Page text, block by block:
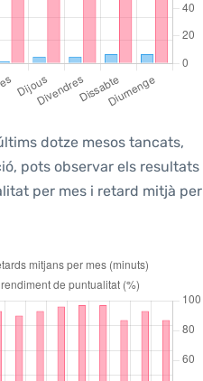
dotze mesos tancats,
pots observar els resultats
per mes i retard mitjà per